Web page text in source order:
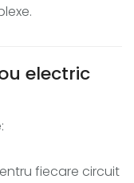
electric
fiecare circuit